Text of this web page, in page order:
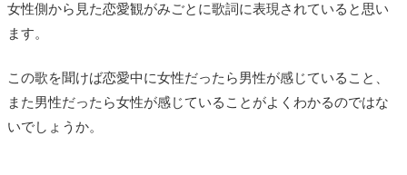
女性側から見た恋愛観がみごとに歌詞に表現されていると思い
ます。
この歌を聞けば恋愛中に女性だったら男性が感じていること、
また男性だったら女性が感じていることがよくわかるのではな
いでしょうか。